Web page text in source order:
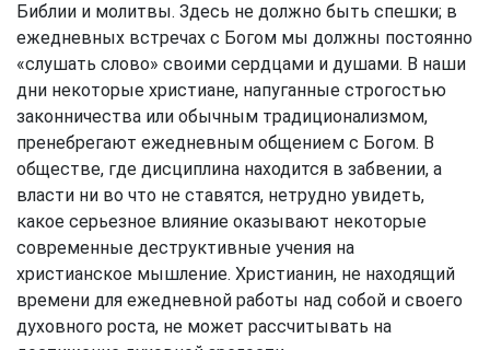
Библии и молитвы. Здесь не должно быть спешки; в
ежедневных встречах с Богом мы должны постоянно
«слушать слово» своими сердцами и душами. В наши
дни некоторые христиане, напуганные строгостью
законничества или обычным традиционализмом,
пренебрегают ежедневным общением с Богом. В
обществе, где дисциплина находится в забвении, а
власти ни во что не ставятся, нетрудно увидеть,
какое серьезное влияние оказывают некоторые
современные деструктивные учения на
христианское мышление. Христианин, не находящий
времени для ежедневной работы над собой и своего
духовного роста, не может рассчитывать на